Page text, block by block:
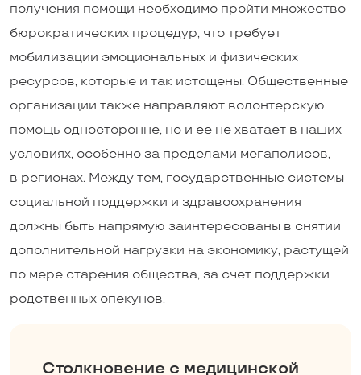
получения помощи необходимо пройти множество
бюрократических процедур, что требует
мобилизации эмоциональных и физических
ресурсов, которые и так истощены. Общественные
организации также направляют волонтерскую
помощь односторонне, но и ее не хватает в наших
условиях, особенно за пределами мегаполисов,
в регионах. Между тем, государственные системы
социальной поддержки и здравоохранения
должны быть напрямую заинтересованы в снятии
дополнительной нагрузки на экономику, растущей
по мере старения общества, за счет поддержки
родственных опекунов.
Столкновение с медицинской